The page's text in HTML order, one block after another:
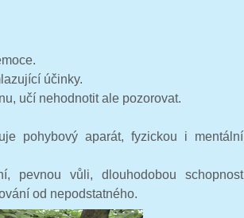
účinky.
učí nehodnotit ale pozorovat.
pohybový aparát, fyzickou i mentální
pevnou vůli, dlouhodobou schopnost
od nepodstatného.